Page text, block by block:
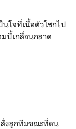
นโจที่เนื้อตัวโชกไป
บี้เกลื่อนกลาด
สั่งลูกทีมขณะที่ตน